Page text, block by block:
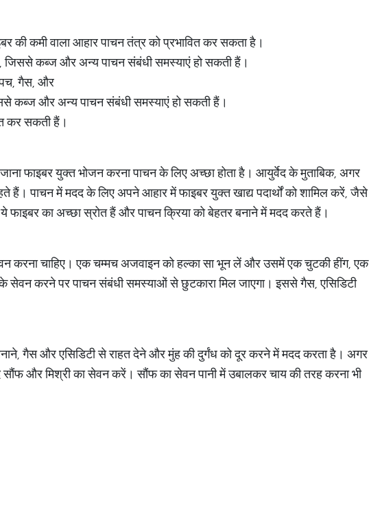
कमी वाला आहार पाचन तंत्र को प्रभावित कर सकता है।
जिससे कब्ज और अन्य पाचन संबंधी समस्याएं हो सकती हैं।
गैस, और
कब्ज और अन्य पाचन संबंधी समस्याएं हो सकती हैं।
कर सकती हैं।
फाइबर युक्त भोजन करना पाचन के लिए अच्छा होता है। आयुर्वेद के मुताबिक, अगर
पाचन में मदद के लिए अपने आहार में फाइबर युक्त खाद्य पदार्थों को शामिल करें, जैसे
फाइबर का अच्छा स्रोत हैं और पाचन क्रिया को बेहतर बनाने में मदद करते हैं।
करना चाहिए। एक चम्मच अजवाइन को हल्का सा भून लें और उसमें एक चुटकी हींग, एक
सेवन करने पर पाचन संबंधी समस्याओं से छुटकारा मिल जाएगा। इससे गैस, एसिडिटी
गैस और एसिडिटी से राहत देने और मुंह की दुर्गंध को दूर करने में मदद करता है। अगर
और मिश्री का सेवन करें। सौंफ का सेवन पानी में उबालकर चाय की तरह करना भी